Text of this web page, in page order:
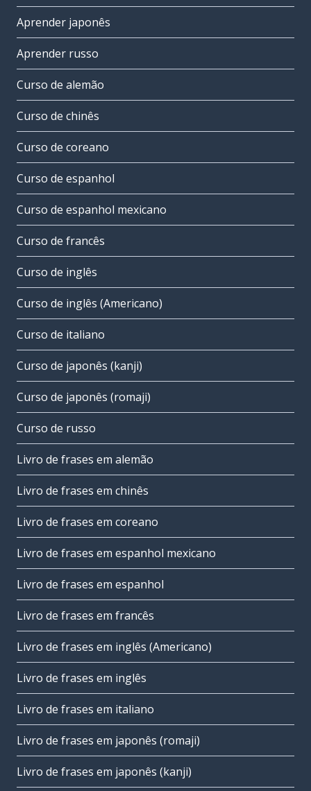
Aprender japonês
Aprender russo
Curso de alemão
Curso de chinês
Curso de coreano
Curso de espanhol
Curso de espanhol mexicano
Curso de francês
Curso de inglês
Curso de inglês (Americano)
Curso de italiano
Curso de japonês (kanji)
Curso de japonês (romaji)
Curso de russo
Livro de frases em alemão
Livro de frases em chinês
Livro de frases em coreano
Livro de frases em espanhol mexicano
Livro de frases em espanhol
Livro de frases em francês
Livro de frases em inglês (Americano)
Livro de frases em inglês
Livro de frases em italiano
Livro de frases em japonês (romaji)
Livro de frases em japonês (kanji)